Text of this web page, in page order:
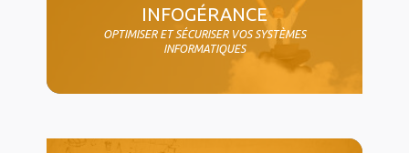
INFOGÉRANCE
OPTIMISER ET SÉCURISER VOS SYSTÈMES
INFORMATIQUES